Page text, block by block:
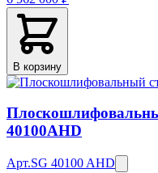
В корзину
40100AHD
Арт.SG 40100 AHD